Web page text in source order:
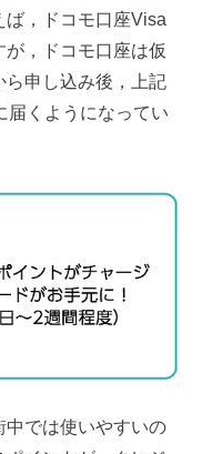
，ドコモ口座Visa
，ドコモ口座は仮
申し込み後，上記
届くようになってい
では使いやすいの